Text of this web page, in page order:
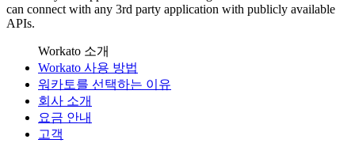
can connect with any 3rd party application with publicly available
APIs.
Workato 소개
Workato 사용 방법
워카토를 선택하는 이유
회사 소개
요금 안내
고객